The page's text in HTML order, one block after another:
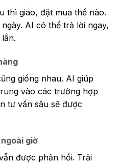
thì giao, đặt mua thế nào.
AI có thể trả lời ngay,
giống nhau. AI giúp
vào các trường hợp
tư vấn sâu sẽ được
giờ
được phản hồi. Trải